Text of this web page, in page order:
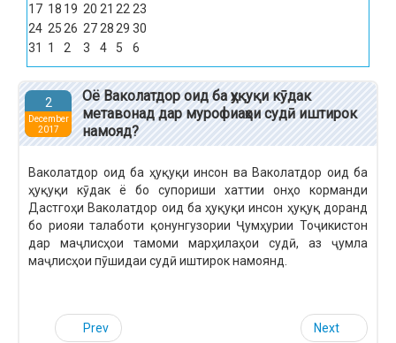
17 18 19 20 21 2223
24 2526 272829 30
31
1 2 3 4 5 6
2
December
2017
Оё Ваколатдор оид ба ҳуқуқи кӯдак
метавонад дар мурофиаҳои судӣ иштирок
намояд?
Ваколатдор оид ба ҳуқуқи инсон ва Ваколатдор оид ба
ҳуқуқи кӯдак ё бо супориши хаттии онҳо корманди
Дастгоҳи Ваколатдор оид ба ҳуқуқи инсон ҳуқуқ доранд
бо риояи талаботи қонунгузории Ҷумҳурии Тоҷикистон
дар маҷлисҳои тамоми марҳилаҳои судӣ, аз ҷумла
маҷлисҳои пӯшидаи судӣ иштирок намоянд.
Prev Next